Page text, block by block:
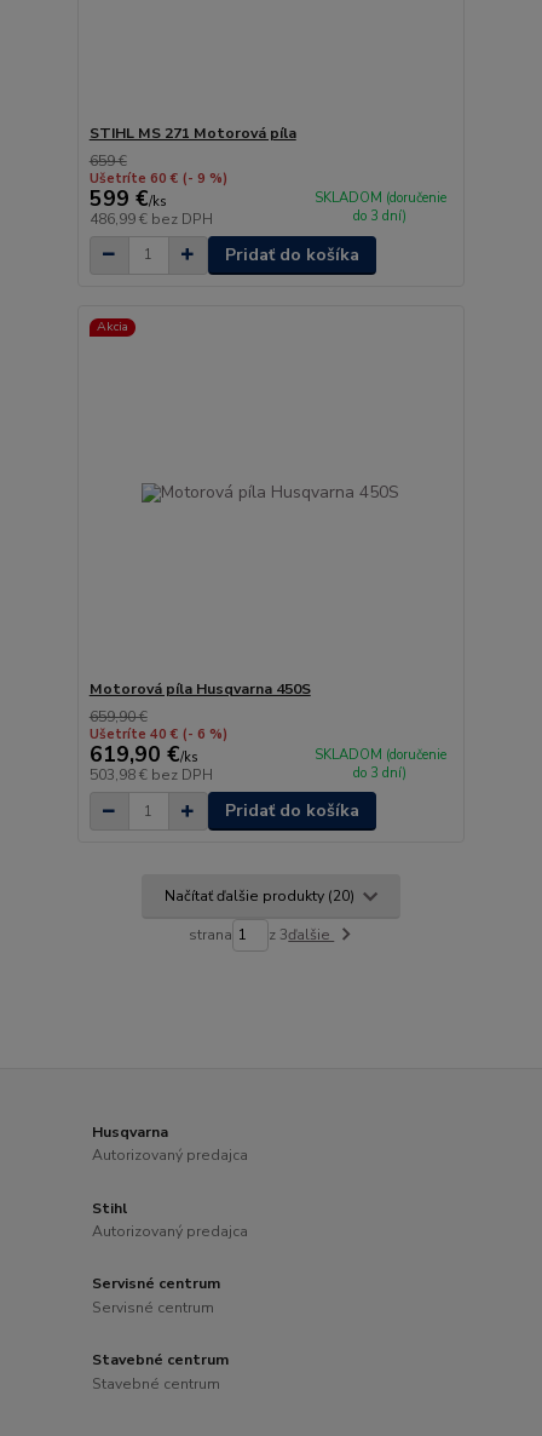
STIHL MS 271 Motorová píla
659 €
Ušetríte 60 € (- 9 %)
599 €/ks
486,99 € bez DPH
SKLADOM (doručenie
do 3 dní)
Pridať do košíka
Akcia
Motorová píla Husqvarna 450S
659,90 €
Ušetríte 40 € (- 6 %)
619,90 €/ks
503,98 € bez DPH
SKLADOM (doručenie
do 3 dní)
Pridať do košíka
Načítať ďalšie produkty (20)
strana z 3ďalšie
Husqvarna
Autorizovaný predajca
Stihl
Autorizovaný predajca
Servisné centrum
Servisné centrum
Stavebné centrum
Stavebné centrum